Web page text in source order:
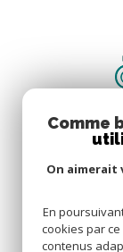
Comme
On aimerait
En
cookies par
contenus